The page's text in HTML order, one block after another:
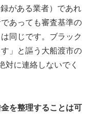
がある業者）であれ
あっても審査基準の
同じです。ブラック
」と謳う大船渡市の
対に連絡しないでく
を整理することは可